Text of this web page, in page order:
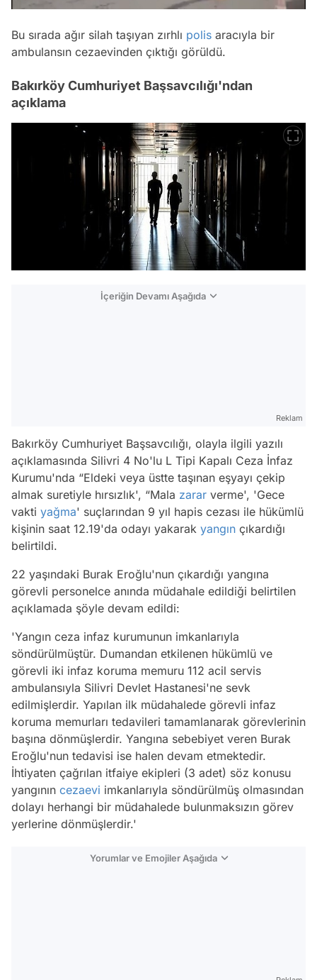
Bu sırada ağır silah taşıyan zırhlı polis aracıyla bir
ambulansın cezaevinden çıktığı görüldü.
Bakırköy Cumhuriyet Başsavcılığı'ndan
açıklama
İçeriğin Devamı Aşağıda
Reklam
Bakırköy Cumhuriyet Başsavcılığı, olayla ilgili yazılı
açıklamasında Silivri 4 No'lu L Tipi Kapalı Ceza İnfaz
Kurumu'nda “Eldeki veya üstte taşınan eşyayı çekip
almak suretiyle hırsızlık', “Mala zarar verme', 'Gece
vakti yağma' suçlarından 9 yıl hapis cezası ile hükümlü
kişinin saat 12.19'da odayı yakarak yangın çıkardığı
belirtildi.
22 yaşındaki Burak Eroğlu'nun çıkardığı yangına
görevli personelce anında müdahale edildiği belirtilen
açıklamada şöyle devam edildi:
'Yangın ceza infaz kurumunun imkanlarıyla
söndürülmüştür. Dumandan etkilenen hükümlü ve
görevli iki infaz koruma memuru 112 acil servis
ambulansıyla Silivri Devlet Hastanesi'ne sevk
edilmişlerdir. Yapılan ilk müdahalede görevli infaz
koruma memurları tedavileri tamamlanarak görevlerinin
başına dönmüşlerdir. Yangına sebebiyet veren Burak
Eroğlu'nun tedavisi ise halen devam etmektedir.
İhtiyaten çağrılan itfaiye ekipleri (3 adet) söz konusu
yangının cezaevi imkanlarıyla söndürülmüş olmasından
dolayı herhangi bir müdahalede bulunmaksızın görev
yerlerine dönmüşlerdir.'
Yorumlar ve Emojiler Aşağıda